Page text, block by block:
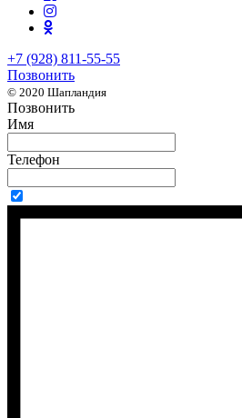
+7 (928) 811-55-55
Позвонить
© 2020 Шапландия
Позвонить
Имя
Телефон